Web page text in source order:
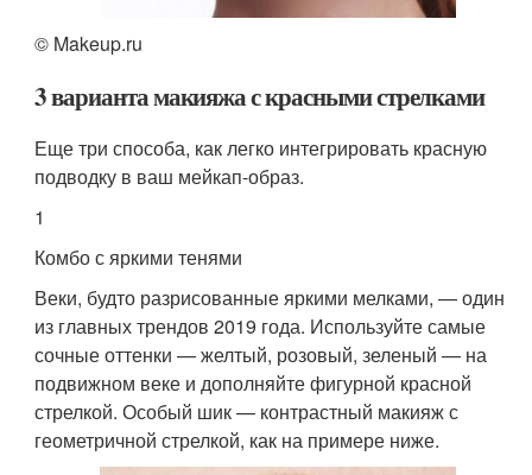
© Makeup.ru
3 варианта макияжа с красными стрелками
Еще три способа, как легко интегрировать красную
подводку в ваш мейкап-образ.
1
Комбо с яркими тенями
Веки, будто разрисованные яркими мелками, — один
из главных трендов 2019 года. Используйте самые
сочные оттенки — желтый, розовый, зеленый — на
подвижном веке и дополняйте фигурной красной
стрелкой. Особый шик — контрастный макияж с
геометричной стрелкой, как на примере ниже.